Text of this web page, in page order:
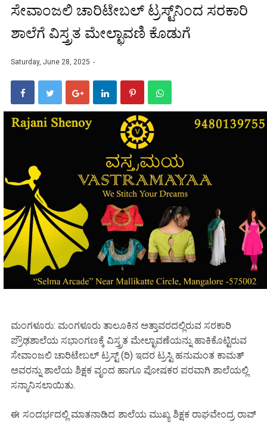
ಸೇವಾಂಜಲಿ ಚಾರಿಟೇಬಲ್ ಟ್ರಸ್ಟ್‌ನಿಂದ ಸರಕಾರಿ
ಶಾಲೆಗೆ ವಿಸ್ತ್ರತ ಮೇಲ್ಛಾವಣಿ ಕೊಡುಗೆ
Saturday, June 28, 2025
ಮಂಗಳೂರು: ಮಂಗಳೂರು ತಾಲೂಕಿನ ಅತ್ತಾವರದಲ್ಲಿರುವ ಸರಕಾರಿ
ಪ್ರೌಢಶಾಲೆಯ ಸಭಾಂಗಣಕ್ಕೆ ವಿಸ್ತ್ರತ ಮೇಲ್ಛಾವಣೆಯನ್ನು ಹಾಕಿಕೊಟ್ಟಿರುವ
ಸೇವಾಂಜಲಿ ಚಾರಿಟೇಬಲ್ ಟ್ರಸ್ಟ್ (ರಿ) ಇದರ ಟ್ರಸ್ಟಿ ಹನುಮಂತ ಕಾಮತ್
ಅವರನ್ನು ಶಾಲೆಯ ಶಿಕ್ಷಕ ವೃಂದ ಹಾಗೂ ಪೋಷಕರ ಪರವಾಗಿ ಶಾಲೆಯಲ್ಲಿ
ಸನ್ಮಾನಿಸಲಾಯಿತು.
ಈ ಸಂದರ್ಭದಲ್ಲಿ ಮಾತನಾಡಿದ ಶಾಲೆಯ ಮುಖ್ಯ ಶಿಕ್ಷಕ ರಾಘವೇಂದ್ರ ರಾವ್